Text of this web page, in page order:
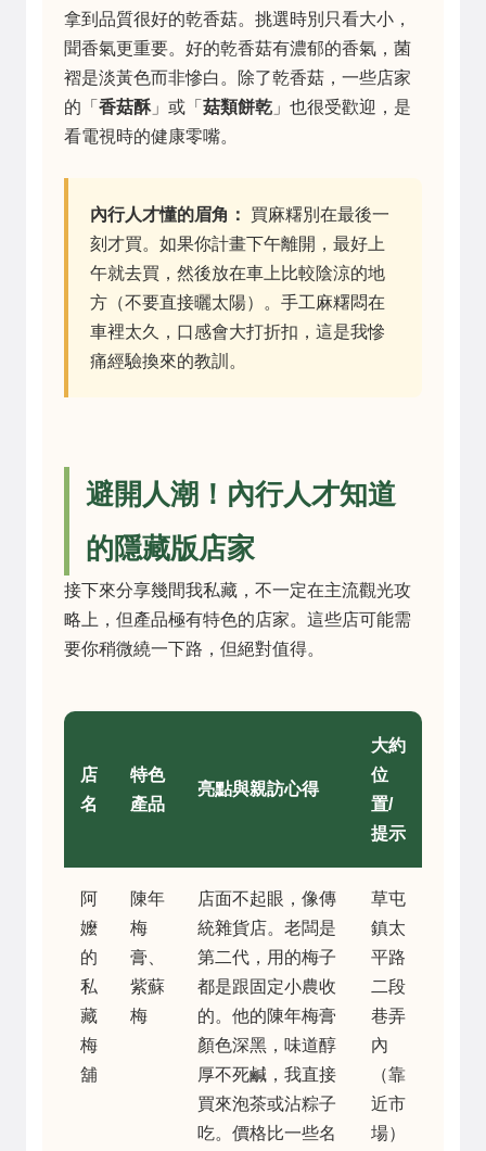
拿到品質很好的乾香菇。挑選時別只看大小，
聞香氣更重要。好的乾香菇有濃郁的香氣，菌
褶是淡黃色而非慘白。除了乾香菇，一些店家
的「 香菇酥」或「 菇類餅乾 」也很受歡迎，是
看電視時的健康零嘴。
內行人才懂的眉角：
買麻糬別在最後一
刻才買。如果你計畫下午離開，最好上
午就去買，然後放在車上比較陰涼的地
方（不要直接曬太陽）。手工麻糬悶在
車裡太久，口感會大打折扣，這是我慘
痛經驗換來的教訓。
避開人潮！內行人才知道
的隱藏版店家
接下來分享幾間我私藏，不一定在主流觀光攻
略上，但產品極有特色的店家。這些店可能需
要你稍微繞一下路，但絕對值得。
店
名
特色
產品
亮點與親訪心得
大約
位
置/
提示
阿
嬤
的
私
藏
梅
舖
陳年
梅
膏、
紫蘇
梅
店面不起眼，像傳
統雜貨店。老闆是
第二代，用的梅子
都是跟固定小農收
的。他的陳年梅膏
顏色深黑，味道醇
厚不死鹹，我直接
買來泡茶或沾粽子
吃。價格比一些名
草屯
鎮太
平路
二段
巷弄
內
（靠
近市
場）